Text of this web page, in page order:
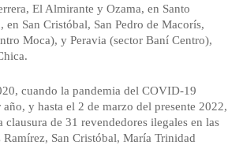
El Almirante y Ozama, en Santo
San Cristóbal, San Pedro de Macorís,
Moca), y Peravia (sector Baní Centro),
cuando la pandemia del COVID-19
año, y hasta el 2 de marzo del presente 2022,
clausura de 31 revendedores ilegales en las
San Cristóbal, María Trinidad